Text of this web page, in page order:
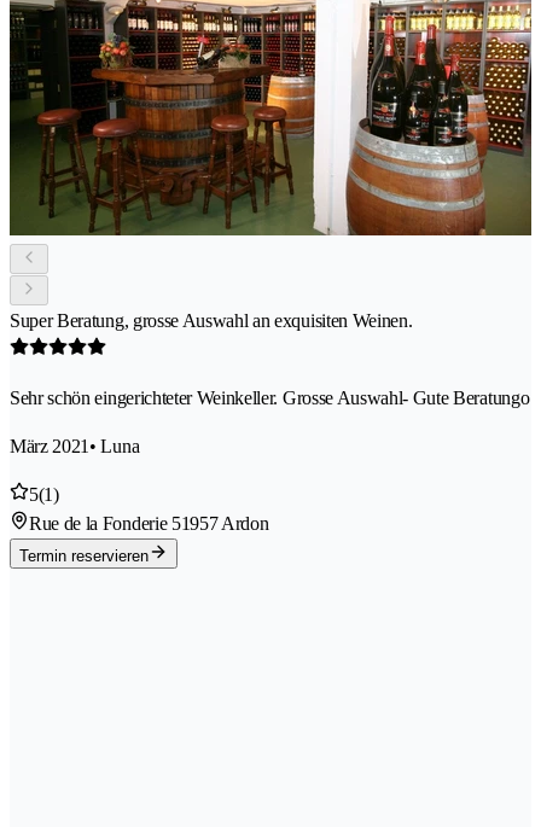
Super Beratung, grosse Auswahl an exquisiten Weinen.
Sehr schön eingerichteter Weinkeller. Grosse Auswahl- Gute Beratungo
März 2021 • Luna
5(1)
Rue de la Fonderie 51957 Ardon
Termin reservieren